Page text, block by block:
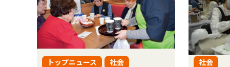
トップニュース 社会 社会